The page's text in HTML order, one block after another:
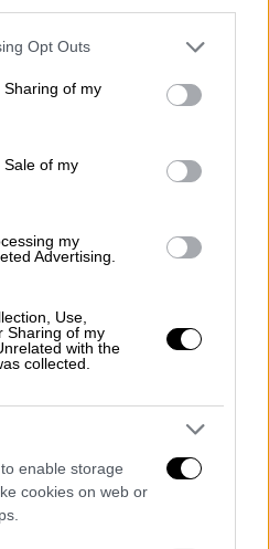
app uses one or more Google
behaviour. You may click to
and its third-party tags to
purposes in below Google
Opt Outs
of my
of my
my
Advertising.
Use,
Sharing of my
with the
collected.
enable storage
cookies on web or
βεβαίωση
τον αρμόδιο Φορέα
από Δήμο ή από κέντρο
μια φορά
από την υποβολή
και να έχουν λάβει
υπηρεσίες
Δημόσια δομή ή
και στήριξης. Για
πρέπει μαζί με την
Βεβαίωση αστεγίας
από Δομή φιλοξενίας
Οποιοδήποτε άλλο
να αποδείξει
κατάσταση αστεγίας.